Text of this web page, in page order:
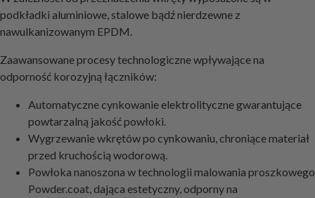
podkładki aluminiowe, stalowe bądź nierdzewne z
nawulkanizowanym EPDM.
Zaawansowane procesy technologiczne wpływające na
odporność korozyjną łączników:
Automatyczne cynkowanie elektrolityczne gwarantujące
powtarzalną jakość powłoki.
Wygrzewanie wkrętów po cynkowaniu, chroniące materiał
przed kruchością wodorową.
Powłoka nanoszona w technologii malowania proszkowego
Powder.coat, dająca estetyczny, odporny na